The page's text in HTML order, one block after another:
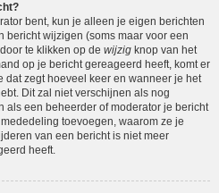
bent, kun je alleen je eigen berichten
bericht wijzigen (soms maar voor een
te klikken op de wijzig knop van het
op je bericht gereageerd heeft, komt er
zegt hoeveel keer en wanneer je het
Dit zal niet verschijnen als nog
als een beheerder of moderator je bericht
toevoegen, waarom ze je
van een bericht is niet meer
heeft.